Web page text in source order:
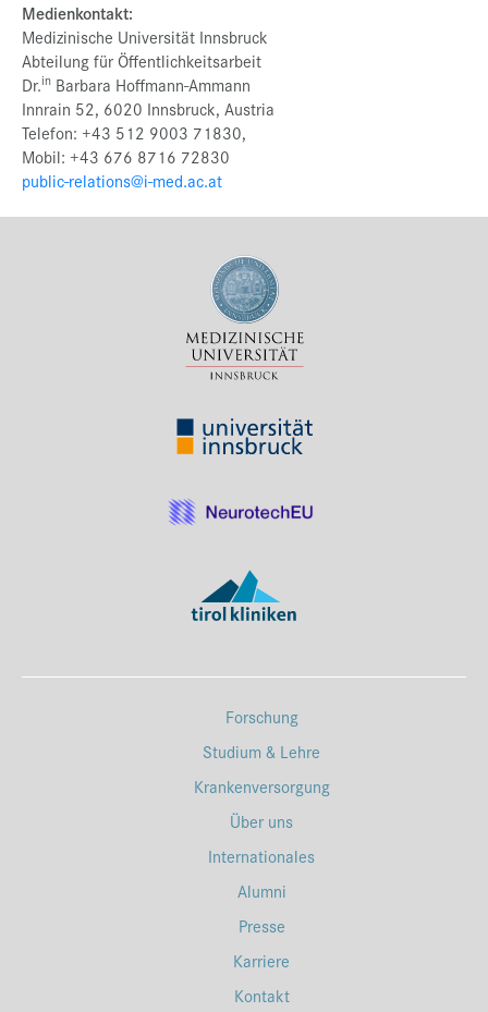
Medienkontakt:
Medizinische Universität Innsbruck
Abteilung für Öffentlichkeitsarbeit
Dr.in Barbara Hoffmann-Ammann
Innrain 52, 6020 Innsbruck, Austria
Telefon: +43 512 9003 71830,
Mobil: +43 676 8716 72830
public-relations@i-med.ac.at
Forschung
Studium & Lehre
Krankenversorgung
Über uns
Internationales
Alumni
Presse
Karriere
Kontakt